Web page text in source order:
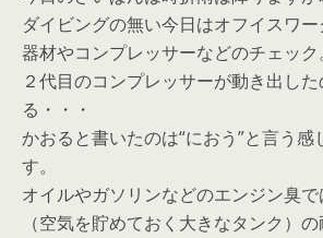
ダイビングの無い今日はオフイスワー
器材やコンプレッサーなどのチェック。
２代目のコンプレッサーが動き出し
る・・・
かおると書いたのは“におう”と言う
す。
オイルやガソリンなどのエンジン臭
（空気を貯めておく大きなタンク）